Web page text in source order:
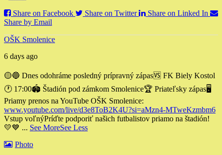
Share on Facebook
Share on Twitter
Share on Linked In
Share by Email
OŠK Smolenice
6 days ago
🟡🔵 Dnes odohráme posledný prípravný zápas🆚 FK Biely Kostol
🕐 17:00🏟 Štadión pod zámkom Smolenice🏆 Priateľsky zápas🖥
Priamy prenos na YouTube OŠK Smolenice:
www.youtube.com/live/d3e8ToB2K4U?si=aMzn4-MTweKzmbm6
Vstup voľnýPríďte podporiť našich futbalistov priamo na štadión!
💛💙 ... See MoreSee Less
Photo